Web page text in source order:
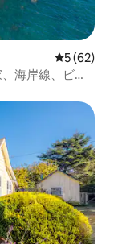
レビュー
5 (62)
海岸線、ビー